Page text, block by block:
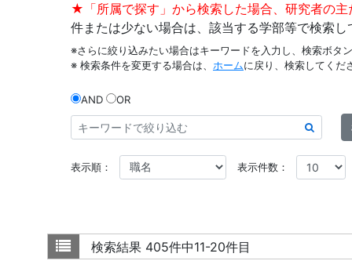
★「所属で探す」から検索した場合、研究者の
件または少ない場合は、該当する学部等で検索し
※さらに絞り込みたい場合はキーワードを入力し、検索ボタ
※ 検索条件を変更する場合は、 ホームに戻り、検索してくだ
AND OR
表示順： 表示件数：
検索結果 405件中11-20件目